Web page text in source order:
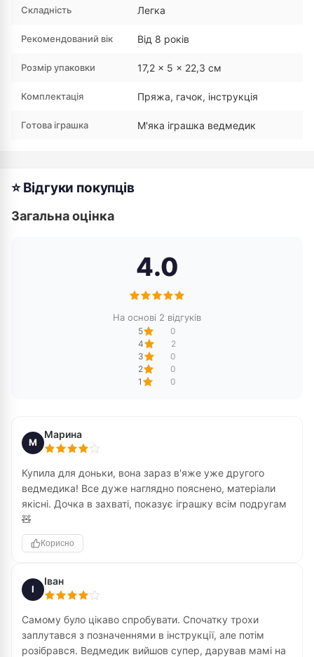
Складність Легка
Рекомендований вік Від 8 років
Розмір упаковки 17,2 × 5 × 22,3 см
Комплектація Пряжа, гачок, інструкція
Готова іграшка М'яка іграшка ведмедик
⭐ Відгуки покупців
Загальна оцінка
4.0
На основі 2 відгуків
5
0
4
2
3
0
2
0
1
0
М
Марина
Купила для доньки, вона зараз в'яже уже другого
ведмедика! Все дуже наглядно пояснено, матеріали
якісні. Дочка в захваті, показує іграшку всім подругам
🧸
Корисно
І
Іван
Самому було цікаво спробувати. Спочатку трохи
заплутався з позначеннями в інструкції, але потім
розібрався. Ведмедик вийшов супер, дарував мамі на